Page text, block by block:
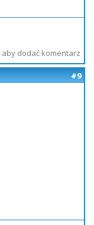
aby dodać komentarz
#9